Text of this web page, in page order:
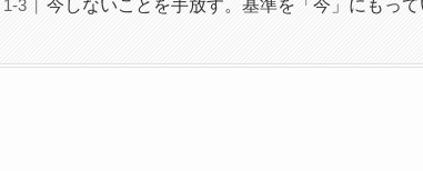
今しないことを手放す。基準を「今」にもっ